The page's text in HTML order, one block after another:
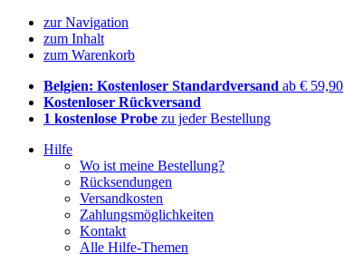
zur Navigation
zum Inhalt
zum Warenkorb
Belgien: Kostenloser Standardversand ab € 59,90
Kostenloser Rückversand
1 kostenlose Probe zu jeder Bestellung
Hilfe
Wo ist meine Bestellung?
Rücksendungen
Versandkosten
Zahlungsmöglichkeiten
Kontakt
Alle Hilfe-Themen